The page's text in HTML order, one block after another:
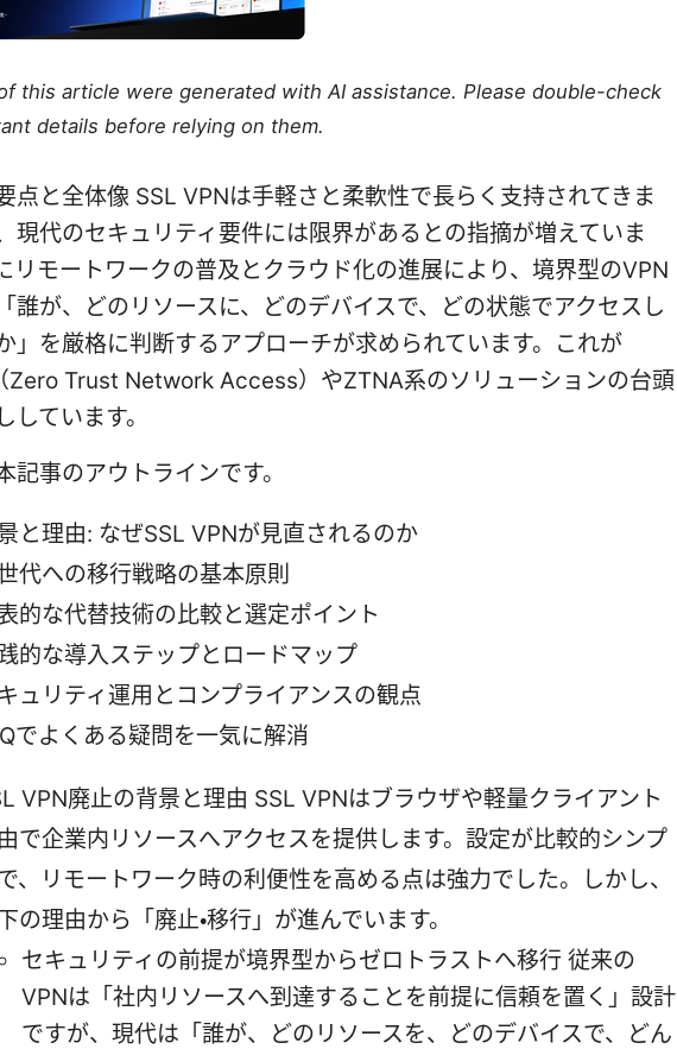
this article were generated with AI assistance. Please double-check
details before relying on them.
点と全体像 SSL VPNは手軽さと柔軟性で長らく支持されてきま
現代のセキュリティ要件には限界があるとの指摘が増えていま
リモートワークの普及とクラウド化の進展により、境界型のVPN
誰が、どのリソースに、どのデバイスで、どの状態でアクセスし
」を厳格に判断するアプローチが求められています。これが
Zero Trust Network Access）やZTNA系のソリューションの台頭
しています。
記事のアウトラインです。
と理由: なぜSSL VPNが見直されるのか
代への移行戦略の基本原則
的な代替技術の比較と選定ポイント
的な導入ステップとロードマップ
ュリティ運用とコンプライアンスの観点
でよくある疑問を一気に解消
VPN廃止の背景と理由 SSL VPNはブラウザや軽量クライアント
で企業内リソースへアクセスを提供します。設定が比較的シンプ
、リモートワーク時の利便性を高める点は強力でした。しかし、
の理由から「廃止・移行」が進んでいます。
セキュリティの前提が境界型からゼロトラストへ移行 従来の
VPNは「社内リソースへ到達することを前提に信頼を置く」設計
ですが、現代は「誰が、どのリソースを、どのデバイスで、どん